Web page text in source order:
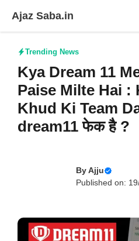
content
Ajaz Saba.in
Trending News
Kya Dream 11
Paise Milte Hai :
Khud Ki Team
dream11 फेक है ?
ByAjju
Published on: